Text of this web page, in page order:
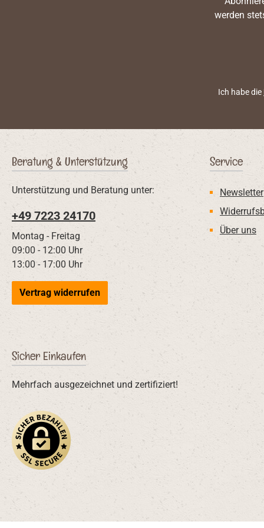
werden
Ich habe die
Sicher Einkaufen
Mehrfach ausgezeichnet und zertifiziert!
Service
Newsletter
Über uns
Beratung & Unterstützung
Unterstützung und Beratung unter:
+49 7223 24170
Montag - Freitag
09:00 - 12:00 Uhr
13:00 - 17:00 Uhr
Vertrag widerrufen